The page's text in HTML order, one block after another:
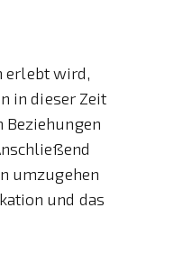
erlebt wird,
in dieser Zeit
Beziehungen
umzugehen
und das